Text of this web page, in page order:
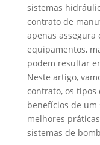
sistemas
contrato de
apenas assegura
equipamentos,
podem resultar
Neste artigo,
contrato, os tipos
benefícios de um
melhores
sistemas de